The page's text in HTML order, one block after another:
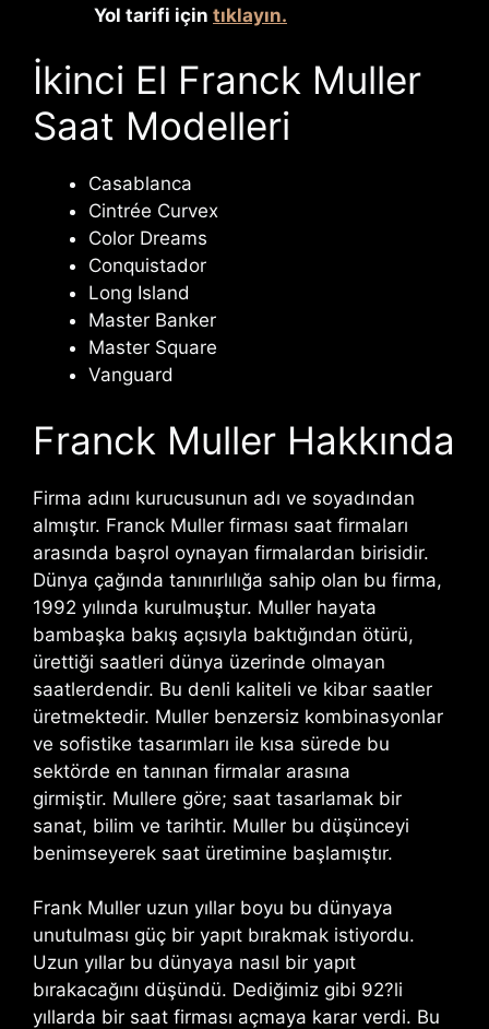
Yol tarifi için tıklayın.
İkinci El Franck Muller
Saat Modelleri
Casablanca
Cintrée Curvex
Color Dreams
Conquistador
Long Island
Master Banker
Master Square
Vanguard
Franck Muller Hakkında
Firma adını kurucusunun adı ve soyadından
almıştır. Franck Muller firması saat firmaları
arasında başrol oynayan firmalardan birisidir.
Dünya çağında tanınırlılığa sahip olan bu firma,
1992 yılında kurulmuştur. Muller hayata
bambaşka bakış açısıyla baktığından ötürü,
ürettiği saatleri dünya üzerinde olmayan
saatlerdendir. Bu denli kaliteli ve kibar saatler
üretmektedir. Muller benzersiz kombinasyonlar
ve sofistike tasarımları ile kısa sürede bu
sektörde en tanınan firmalar arasına
girmiştir. Mullere göre; saat tasarlamak bir
sanat, bilim ve tarihtir. Muller bu düşünceyi
benimseyerek saat üretimine başlamıştır.
Frank Muller uzun yıllar boyu bu dünyaya
unutulması güç bir yapıt bırakmak istiyordu.
Uzun yıllar bu dünyaya nasıl bir yapıt
bırakacağını düşündü. Dediğimiz gibi 92?li
yıllarda bir saat firması açmaya karar verdi. Bu